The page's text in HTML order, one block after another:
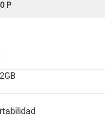
P